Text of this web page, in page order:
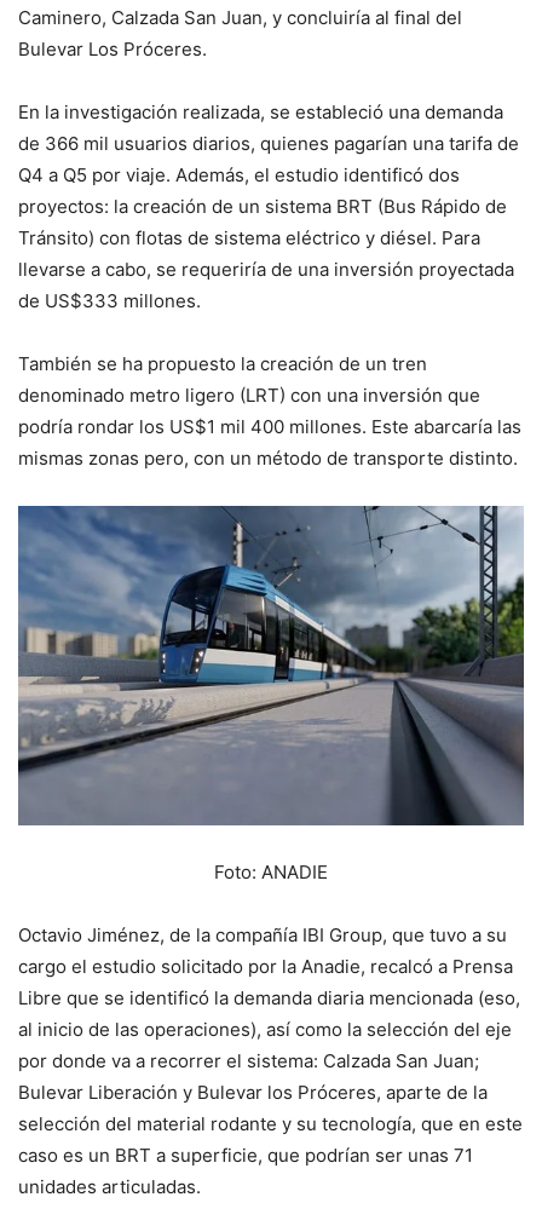
Caminero, Calzada San Juan, y concluiría al final del
Bulevar Los Próceres.
En la investigación realizada, se estableció una demanda
de 366 mil usuarios diarios, quienes pagarían una tarifa de
Q4 a Q5 por viaje. Además, el estudio identificó dos
proyectos: la creación de un sistema BRT (Bus Rápido de
Tránsito) con flotas de sistema eléctrico y diésel. Para
llevarse a cabo, se requeriría de una inversión proyectada
de US$333 millones.
También se ha propuesto la creación de un tren
denominado metro ligero (LRT) con una inversión que
podría rondar los US$1 mil 400 millones. Este abarcaría las
mismas zonas pero, con un método de transporte distinto.
Foto: ANADIE
Octavio Jiménez, de la compañía IBI Group, que tuvo a su
cargo el estudio solicitado por la Anadie, recalcó a Prensa
Libre que se identificó la demanda diaria mencionada (eso,
al inicio de las operaciones), así como la selección del eje
por donde va a recorrer el sistema: Calzada San Juan;
Bulevar Liberación y Bulevar los Próceres, aparte de la
selección del material rodante y su tecnología, que en este
caso es un BRT a superficie, que podrían ser unas 71
unidades articuladas.